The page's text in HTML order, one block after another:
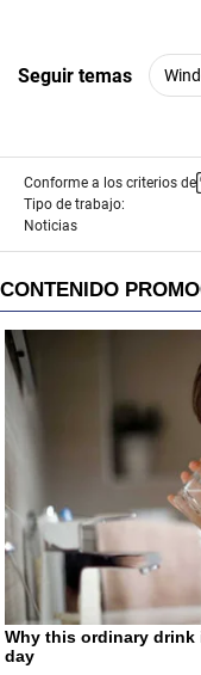
Seguir temas
Conforme a los criterios de
Tipo de trabajo:
Noticias